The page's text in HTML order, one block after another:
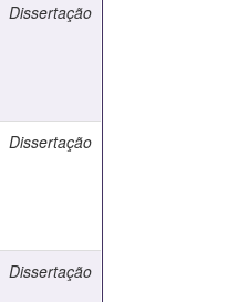
Dissertação
Dissertação
Dissertação